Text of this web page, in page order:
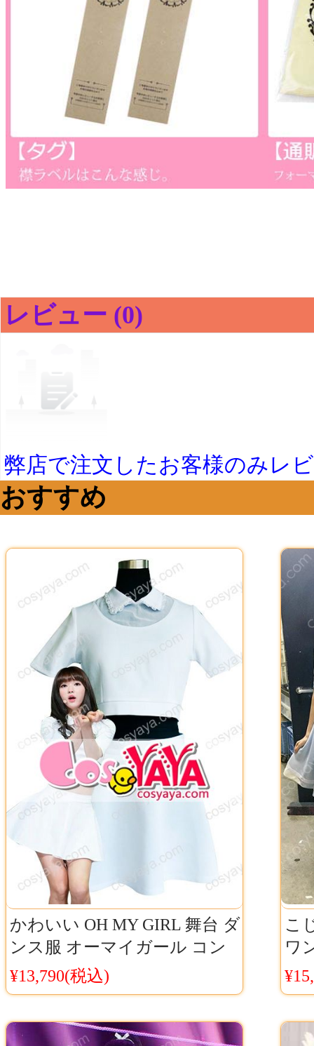
レビュー (0)
弊店で注文したお客様のみレ
おすすめ
かわいい OH MY GIRL 舞台 ダ
ンス服 オーマイガール コン
サート ステージ 演出服 白い
¥13,790(税込)
こ
ワ
衣